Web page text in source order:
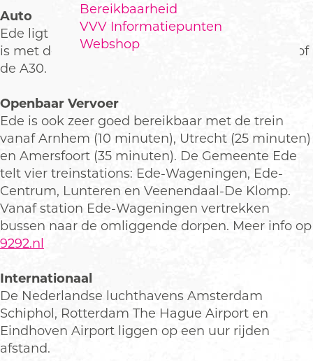
Bereikbaarheid
VVV Informatiepunten
Webshop
Auto
Ede ligt in Gelderland, centraal in Nederland en
is met de auto makkelijk bereikbaar via de A12 of
de A30.
Openbaar Vervoer
Ede is ook zeer goed bereikbaar met de trein
vanaf Arnhem (10 minuten), Utrecht (25 minuten)
en Amersfoort (35 minuten). De Gemeente Ede
telt vier treinstations: Ede-Wageningen, Ede-
Centrum, Lunteren en Veenendaal-De Klomp.
Vanaf station Ede-Wageningen vertrekken
bussen naar de omliggende dorpen. Meer info op
9292.nl
Internationaal
De Nederlandse luchthavens Amsterdam
Schiphol, Rotterdam The Hague Airport en
Eindhoven Airport liggen op een uur rijden
afstand.